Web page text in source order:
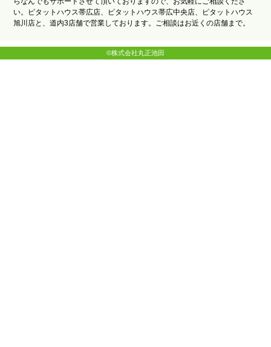
い。ピタットハウス帯広店、ピタットハウス帯広中央店、ピタットハウス
旭川店と、道内3店舗で営業しております。ご相談はお近くの店舗まで。
©株式会社丸正池田